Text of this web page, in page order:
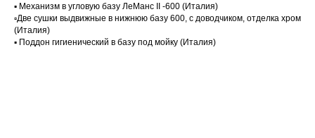
▪️ Механизм в угловую базу ЛеМанс II -600 (Италия)
▫️Две сушки выдвижные в нижнюю базу 600, с доводчиком, отделка хром
(Италия)
▪️ Поддон гигиенический в базу под мойку (Италия)